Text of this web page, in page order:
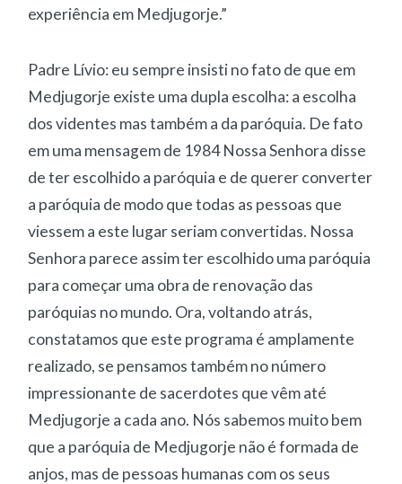
experiência em Medjugorje.”
Padre Lívio: eu sempre insisti no fato de que em
Medjugorje existe uma dupla escolha: a escolha
dos videntes mas também a da paróquia. De fato
em uma mensagem de 1984 Nossa Senhora disse
de ter escolhido a paróquia e de querer converter
a paróquia de modo que todas as pessoas que
viessem a este lugar seriam convertidas. Nossa
Senhora parece assim ter escolhido uma paróquia
para começar uma obra de renovação das
paróquias no mundo. Ora, voltando atrás,
constatamos que este programa é amplamente
realizado, se pensamos também no número
impressionante de sacerdotes que vêm até
Medjugorje a cada ano. Nós sabemos muito bem
que a paróquia de Medjugorje não é formada de
anjos, mas de pessoas humanas com os seus